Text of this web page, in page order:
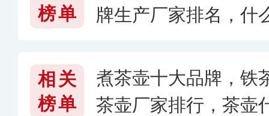
榜单
牌生产厂家排名，什
相关
榜单
煮茶壶十大品牌，铁
茶壶厂家排行，茶壶